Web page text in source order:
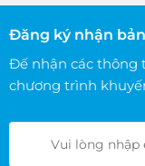
Đăng ký nhận
Đế nhận các thông
chương trình